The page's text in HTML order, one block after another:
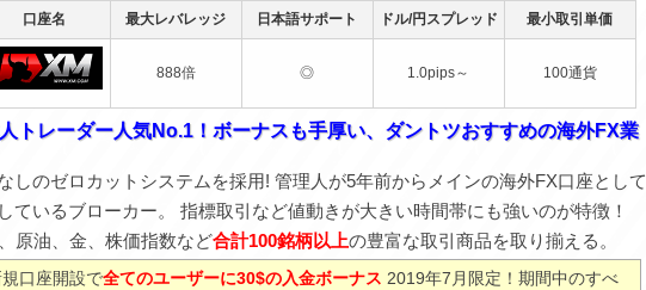
口座名 最大レバレッジ 日本語サポート ドル/円スプレッド 最小取引単価
888倍 ◎ 1.0pips～ 100通貨
トレーダー人気No.1！ボーナスも手厚い、ダントツおすすめの海外FX業
しのゼロカットシステムを採用! 管理人が5年前からメインの海外FX口座として
ているブローカー。 指標取引など値動きが大きい時間帯にも強いのが特徴！
原油、金、株価指数など合計100銘柄以上の豊富な取引商品を取り揃える。
規口座開設で全てのユーザーに30$の入金ボーナス 2019年7月限定！期間中のすべ